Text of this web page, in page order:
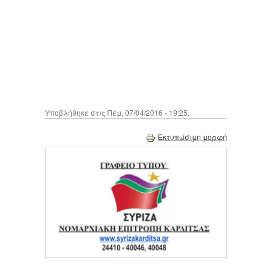
Υποβλήθηκε στις Πέμ, 07/04/2016 - 19:25.
Εκτυπώσιμη μορφή